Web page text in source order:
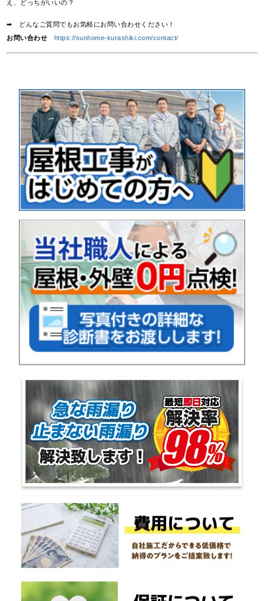
え、どっちがいいの？
➡ どんなご質問でもお気軽にお問い合わせください！
お問い合わせ
https://sunhome-kurashiki.com/contact/